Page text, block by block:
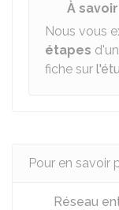
À savoir
Nous vous
étapes
fiche sur
Pour en savoir
Réseau